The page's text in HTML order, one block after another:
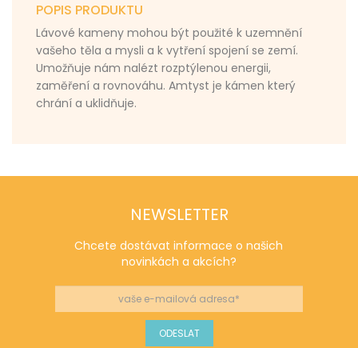
POPIS PRODUKTU
Lávové kameny mohou být použité k uzemnění
vašeho těla a mysli a k vytření spojení se zemí.
Umožňuje nám nalézt rozptýlenou energii,
zaměření a rovnováhu. Amtyst je kámen který
chrání a uklidňuje.
NEWSLETTER
Chcete dostávat informace o našich
novinkách a akcích?